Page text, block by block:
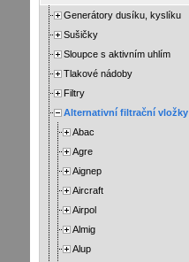
Generátory dusíku, kyslíku
Sušičky
Sloupce s aktivním uhlím
Tlakové nádoby
Filtry
Alternativní filtrační vložky
Abac
Agre
Aignep
Aircraft
Airpol
Almig
Alup